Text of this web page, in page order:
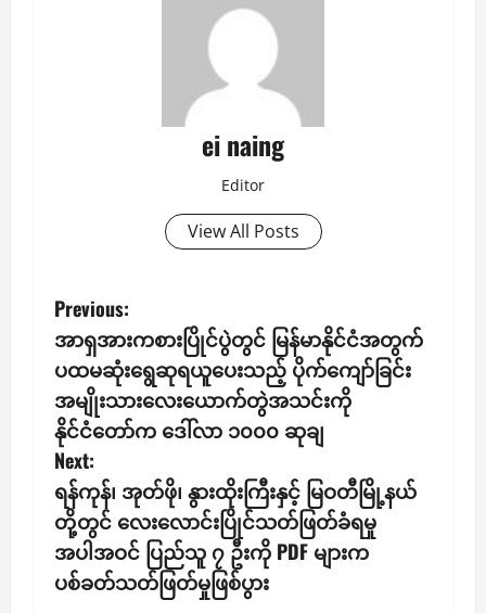
ei naing
Editor
View All Posts
P
o
s
t
n
a
v
Previous:
အာရှအားကစားပြိုင်ပွဲတွင် မြန်မာနိုင်ငံအတွက်
ပထမဆုံးရွေဆုရယူပေးသည့် ပိုက်ကျော်ခြင်း
အမျိုးသားလေးယောက်တွဲအသင်းကို
နိုင်ငံတော်က ဒေါ်လာ ၁၀၀၀ ဆုချ
Next:
ရန်ကုန်၊ အုတ်ဖို၊ နွားထိုးကြီးနှင့် မြဝတီမြို့နယ်
တို့တွင် လေးလောင်းပြိုင်သတ်ဖြတ်ခံရမှု
အပါအဝင် ပြည်သူ ၇ ဦးကို PDF များက
ပစ်ခတ်သတ်ဖြတ်မှုဖြစ်ပွား